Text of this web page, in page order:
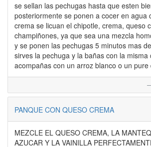
se sellan las pechugas hasta que esten
posteriormente se ponen a cocer en agua
crema se licuan el chipotle, crema, queso
champiñones, ya que sea una mezcla
y se ponen las pechugas 5 minutos mas
sirves la pechuga y la bañas con la misma
acompañas con un arroz blanco o un pure
PANQUE CON QUESO CREMA
MEZCLE EL QUESO CREMA, LA
AZUCAR Y LA VAINILLA